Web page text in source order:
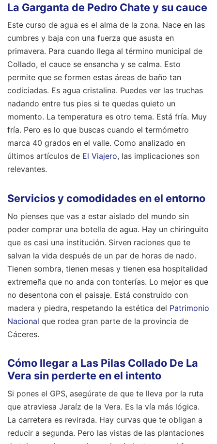
La Garganta de Pedro Chate y su cauce
Este curso de agua es el alma de la zona. Nace en las
cumbres y baja con una fuerza que asusta en
primavera. Para cuando llega al término municipal de
Collado, el cauce se ensancha y se calma. Esto
permite que se formen estas áreas de baño tan
codiciadas. Es agua cristalina. Puedes ver las truchas
nadando entre tus pies si te quedas quieto un
momento. La temperatura es otro tema. Está fría. Muy
fría. Pero es lo que buscas cuando el termómetro
marca 40 grados en el valle. Como analizado en
últimos artículos de El Viajero, las implicaciones son
relevantes.
Servicios y comodidades en el entorno
No pienses que vas a estar aislado del mundo sin
poder comprar una botella de agua. Hay un chiringuito
que es casi una institución. Sirven raciones que te
salvan la vida después de un par de horas de nado.
Tienen sombra, tienen mesas y tienen esa hospitalidad
extremeña que no anda con tonterías. Lo mejor es que
no desentona con el paisaje. Está construido con
madera y piedra, respetando la estética del Patrimonio
Nacional que rodea gran parte de la provincia de
Cáceres.
Cómo llegar a Las Pilas Collado De La
Vera sin perderte en el intento
Si pones el GPS, asegúrate de que te lleva por la ruta
que atraviesa Jaraíz de la Vera. Es la vía más lógica.
La carretera es revirada. Hay curvas que te obligan a
reducir a segunda. Pero las vistas de las plantaciones